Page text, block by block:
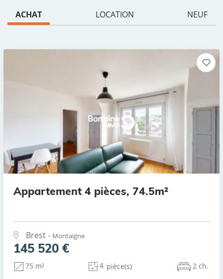
ACHAT LOCATION NEUF
Appartement 4 pièces, 74.5m²
Brest - Montaigne
145 520 €
75 m² 4 pièce(s) 2 ch.